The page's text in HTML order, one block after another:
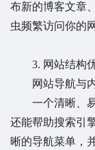
布新的博客文章
虫频繁访问你的
3. 网站结构
网站导航与内
一个清晰、易
还能帮助搜索引
晰的导航菜单，